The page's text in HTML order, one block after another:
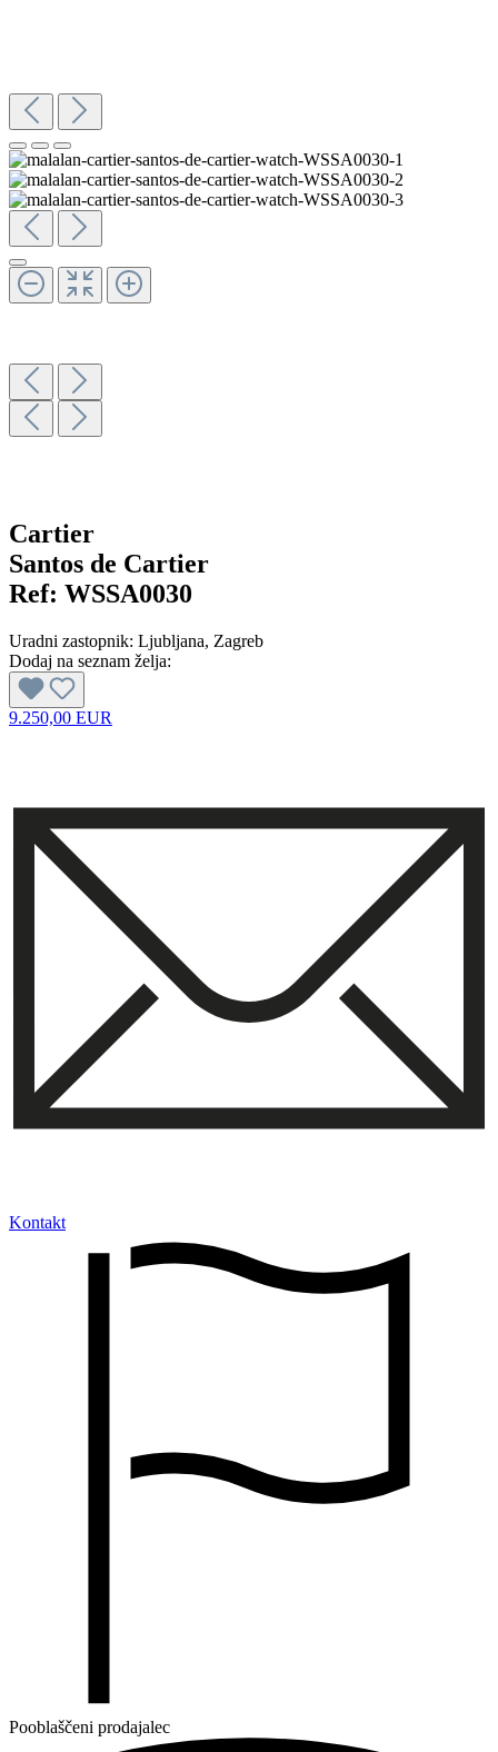
Cartier
Santos de Cartier
Ref: WSSA0030
Uradni zastopnik: Ljubljana, Zagreb
Dodaj na seznam želja:
9.250,00 EUR
Kontakt
Pooblaščeni prodajalec